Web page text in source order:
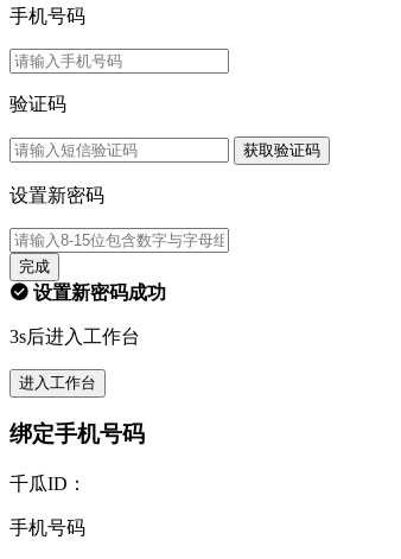
手机号码
验证码
获取验证码
设置新密码
完成
设置新密码成功
3s后进入工作台
进入工作台
绑定手机号码
千瓜ID：
手机号码